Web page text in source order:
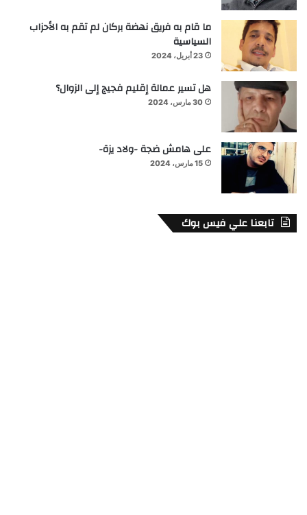
ما قام به فريق نهضة بركان لم تقم به الأحزاب
السياسية
23 أبريل، 2024
هل تسير عمالة إقليم فجيج إلى الزوال؟
30 مارس، 2024
على هامش ضجة -ولاد يزة-
15 مارس، 2024
تابعنا علي فيس بوك